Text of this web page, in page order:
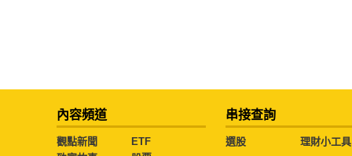
內容頻道
觀點新聞
ETF
串接查詢
選股 理財小工具